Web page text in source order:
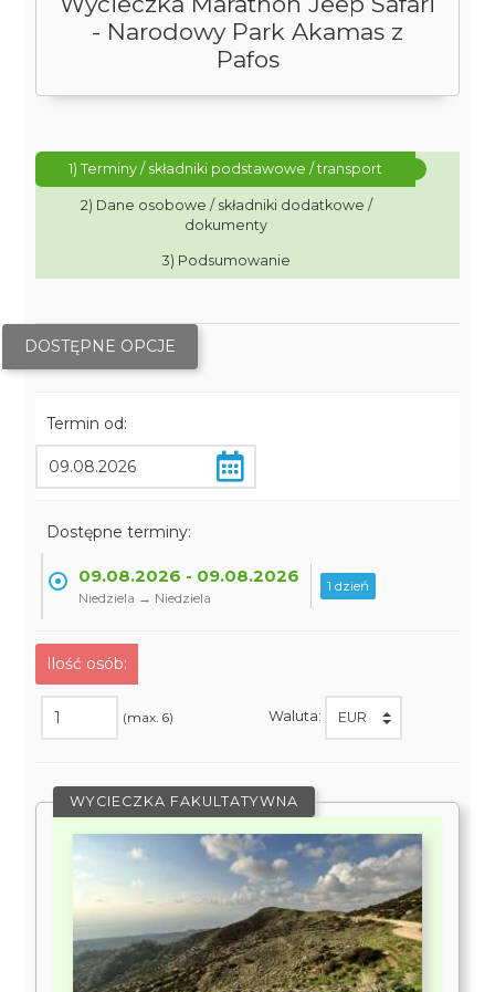
- Narodowy Park Akamas z
Pafos
1) Terminy / składniki podstawowe / transport
2) Dane osobowe / składniki dodatkowe /
dokumenty
3) Podsumowanie
DOSTĘPNE OPCJE
Termin od:
Dostępne terminy:
09.08.2026 - 09.08.2026
Niedziela → Niedziela
1 dzień
Ilość osób:
(max. 6) Waluta:
WYCIECZKA FAKULTATYWNA